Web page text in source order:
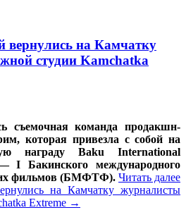
вернулись на Камчатку
студии Kamchatka
съемочная команда продакшн-
которая привезла с собой на
награду Baku International
I Бакинского международного
фильмов (БМФТФ). Читать далее
на Камчатку журналисты
Extreme →